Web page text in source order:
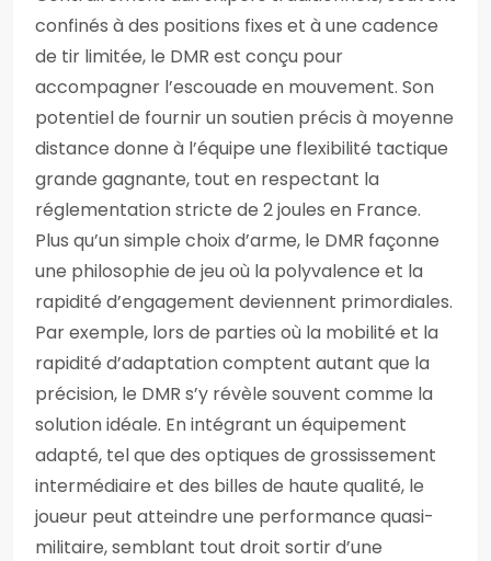
confinés à des positions fixes et à une cadence
de tir limitée, le DMR est conçu pour
accompagner l’escouade en mouvement. Son
potentiel de fournir un soutien précis à moyenne
distance donne à l’équipe une flexibilité tactique
grande gagnante, tout en respectant la
réglementation stricte de 2 joules en France.
Plus qu’un simple choix d’arme, le DMR façonne
une philosophie de jeu où la polyvalence et la
rapidité d’engagement deviennent primordiales.
Par exemple, lors de parties où la mobilité et la
rapidité d’adaptation comptent autant que la
précision, le DMR s’y révèle souvent comme la
solution idéale. En intégrant un équipement
adapté, tel que des optiques de grossissement
intermédiaire et des billes de haute qualité, le
joueur peut atteindre une performance quasi-
militaire, semblant tout droit sortir d’une